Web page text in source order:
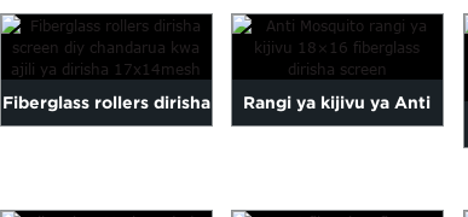
Brown Imesafirishwa nje
ya...
Color Fiberglass
wadudu Scr...
Fiberglass rollers dirisha Rangi ya kijivu ya Anti